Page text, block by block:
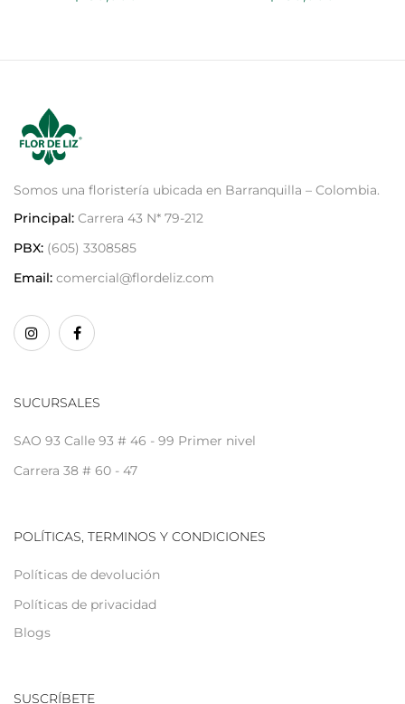
Somos una floristería ubicada en Barranquilla – Colombia.
Principal: Carrera 43 N* 79-212
PBX: (605) 3308585
Email: comercial@flordeliz.com
SUCURSALES
SAO 93 Calle 93 # 46 - 99 Primer nivel
Carrera 38 # 60 - 47
POLÍTICAS, TERMINOS Y CONDICIONES
Políticas de devolución
Políticas de privacidad
Blogs
SUSCRÍBETE